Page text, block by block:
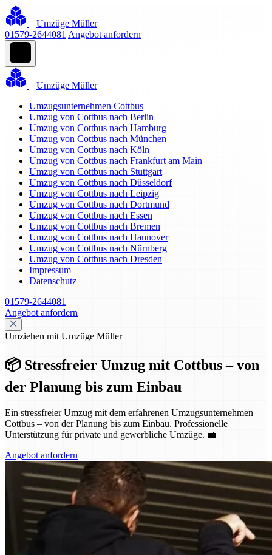
Umzüge Müller
01579-2644081 Angebot anfordern
Umzüge Müller
Umzugsunternehmen Cottbus
Umzug von Cottbus nach Berlin
Umzug von Cottbus nach Hamburg
Umzug von Cottbus nach München
Umzug von Cottbus nach Köln
Umzug von Cottbus nach Frankfurt am Main
Umzug von Cottbus nach Stuttgart
Umzug von Cottbus nach Düsseldorf
Umzug von Cottbus nach Leipzig
Umzug von Cottbus nach Dortmund
Umzug von Cottbus nach Essen
Umzug von Cottbus nach Bremen
Umzug von Cottbus nach Hannover
Umzug von Cottbus nach Nürnberg
Umzug von Cottbus nach Dresden
Impressum
Datenschutz
01579-2644081
Angebot anfordern
Umziehen mit Umzüge Müller
📦 Stressfreier Umzug mit Cottbus – von
der Planung bis zum Einbau
Ein stressfreier Umzug mit dem erfahrenen Umzugsunternehmen
Cottbus – von der Planung bis zum Einbau. Professionelle
Unterstützung für private und gewerbliche Umzüge. 💼
Angebot anfordern